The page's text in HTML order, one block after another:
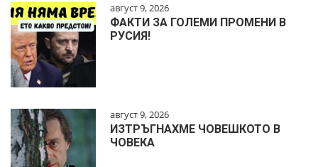
август 9, 2026
ФАКТИ ЗА ГОЛЕМИ ПРОМЕНИ В
РУСИЯ!
август 9, 2026
ИЗТРЪГНАХМЕ ЧОВЕШКОТО В
ЧОВЕКА